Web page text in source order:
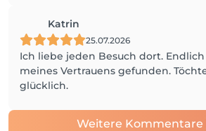
Katrin
25.07.2026
Ich liebe jeden Besuch dort.
meines Vertrauens gefunden.
glücklich.
Weitere Kommentare